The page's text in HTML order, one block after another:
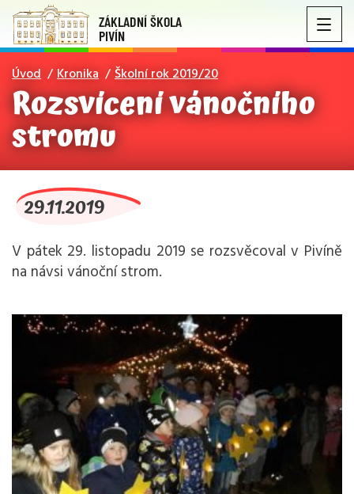
ZÁKLADNÍ ŠKOLA
PIVÍN
Úvod Kronika Školní rok 2019/20
Rozsvícení vánočního
stromu
29.11.2019
V pátek 29. listopadu 2019 se rozsvěcoval v Pivíně
na návsi vánoční strom.